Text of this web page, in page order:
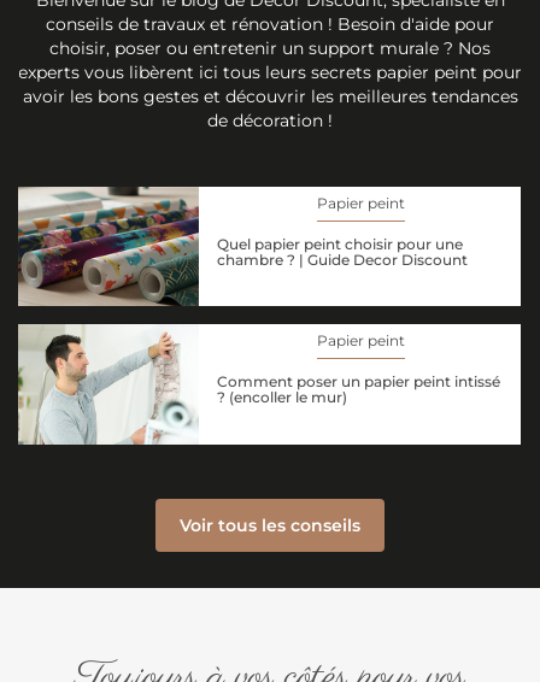
conseils de travaux et rénovation ! Besoin d'aide pour
choisir, poser ou entretenir un support murale ? Nos
experts vous libèrent ici tous leurs secrets papier peint pour
avoir les bons gestes et découvrir les meilleures tendances
de décoration !
Papier peint
Quel papier peint choisir pour une
chambre ? | Guide Decor Discount
Papier peint
Comment poser un papier peint intissé
? (encoller le mur)
Voir tous les conseils